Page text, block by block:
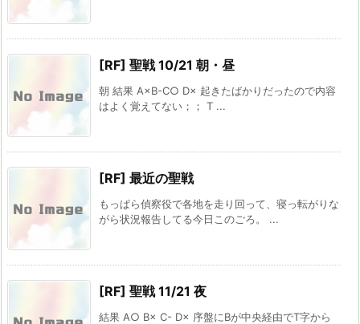
[RF] 聖戦 10/21 朝・昼
朝 結果 A×B-C○ D× 起きたばかりだったので内容
はよく覚えてない；； T ...
[RF] 最近の聖戦
もっぱら偵察役で各地を走り回って、寝っ転がりな
がら状況報告してる今日このごろ。 ...
[RF] 聖戦 11/21 夜
結果 A○ B× C- D× 序盤にBが中央経由でT字から